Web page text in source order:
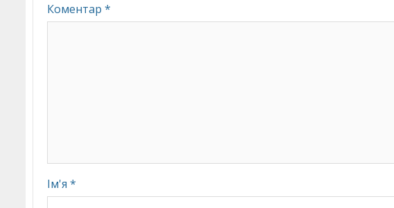
Коментар *
Ім'я *